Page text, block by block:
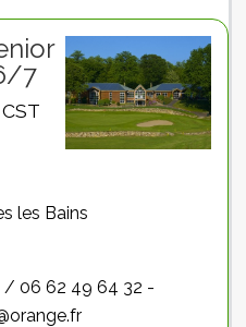
7
les Bains
/ 06 62 49 64 32 -